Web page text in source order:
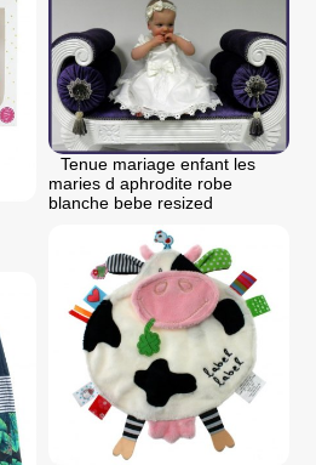
Tenue mariage enfant les
maries d aphrodite robe
blanche bebe resized